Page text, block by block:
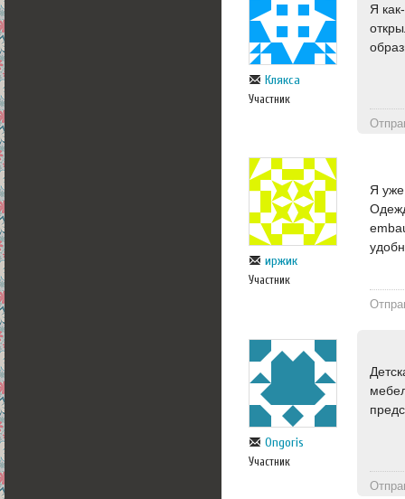
Клякса
Участник
Я
иржик
Участник
Я уже
Ongoris
Участник